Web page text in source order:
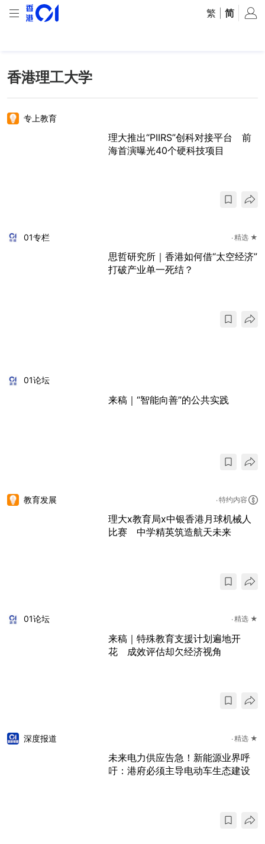
繁 简
香港理工大学
专上教育
理大推出“PIIRS”创科对接平台 前
海首演曝光40个硬科技项目
01专栏 精选 ★
思哲研究所｜香港如何借“太空经济”
打破产业单一死结？
01论坛
来稿｜“智能向善”的公共实践
教育发展 特约内容
理大x教育局x中银香港月球机械人
比赛 中学精英筑造航天未来
01论坛 精选 ★
来稿｜特殊教育支援计划遍地开
花 成效评估却欠经济视角
深度报道 精选 ★
未来电力供应告急！新能源业界呼
吁：港府必须主导电动车生态建设